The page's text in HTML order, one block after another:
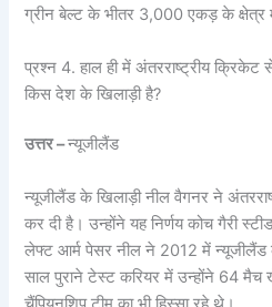
ग्रीन बेल्ट के भीतर 3,000 एकड़ के क्षेत्र में
प्रश्न 4. हाल ही में अंतरराष्ट्रीय क्रिकेट
किस देश के खिलाड़ी है?
उत्तर –न्यूजीलैंड
न्यूजीलैंड के खिलाड़ी नील वैगनर ने
कर दी है। उन्होंने यह निर्णय कोच गैरी
लेफ्ट आर्म पेसर नील ने 2012 में न्यूजीलैंड
साल पुराने टेस्ट करियर में उन्होंने 64